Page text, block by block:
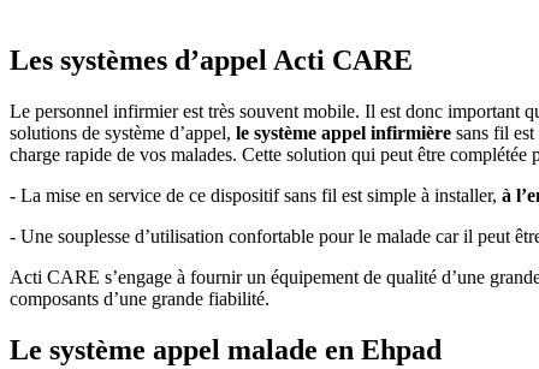
Les systèmes d’appel Acti CARE
Le personnel infirmier est très souvent mobile. Il est donc important
solutions de système d’appel, le système appel infirmière sans fil
charge rapide de vos malades. Cette solution qui peut être
- La mise en service de ce dispositif sans fil est simple à installer, à
- Une souplesse d’utilisation confortable pour le malade car il peut
Acti CARE s’engage à fournir un équipement de qualité d’une
composants d’une grande fiabilité.
Le système appel malade en Ehpad